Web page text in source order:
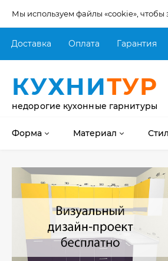
Мы используем файлы «cookie», чтобы
Доставка Оплата Гарантия
КУХНИТУР
недорогие кухонные гарнитуры
Форма Материал
Кухня Мишель -
длина 4,2 м